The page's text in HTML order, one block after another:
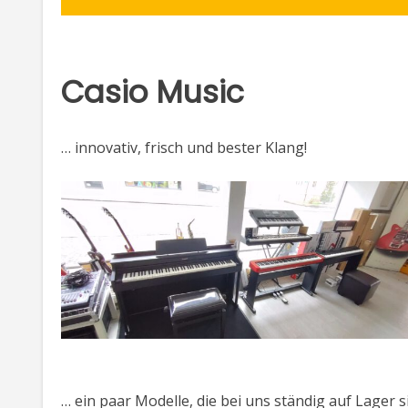
Casio Music
… innovativ, frisch und bester Klang!
… ein paar Modelle, die bei uns ständig auf Lager